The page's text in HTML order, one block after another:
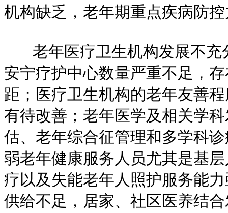
机构缺乏，老年期重点疾病防
老年医疗卫生机构发展不充
安宁疗护中心数量严重不足，
距；医疗卫生机构的老年友善
有待改善；老年医学及相关学
估、老年综合征管理和多学科
弱老年健康服务人员尤其是基
疗以及失能老年人照护服务能
供给不足，居家、社区医养结